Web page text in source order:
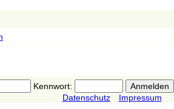
Kennwort:
Datenschutz
Impressum